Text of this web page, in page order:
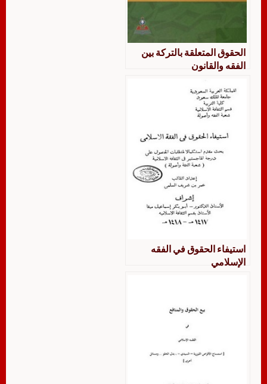
الحقوق المتعلقة بالتركة بين
الفقه والقانون
‏‏استيفاء الحقوق في الفقه
الإسلامي